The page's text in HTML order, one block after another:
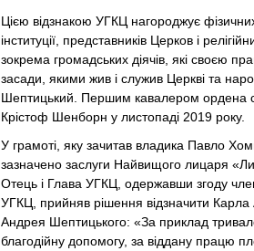
Цією відзнакою УГКЦ нагороджує
інституції, представників Церков і
зокрема громадських діячів, які своєю
засади, якими жив і служив Церкві та
Шептицький. Першим кавалером ордена
Крістоф Шенборн у листопаді 2019 року.
У грамоті, яку зачитав владика Павло
зазначено заслуги Найвищого лицаря
Отець і Глава УГКЦ, одержавши згоду
УГКЦ, прийняв рішення відзначити
Андрея Шептицького: «За приклад
благодійну допомогу, за віддану працю